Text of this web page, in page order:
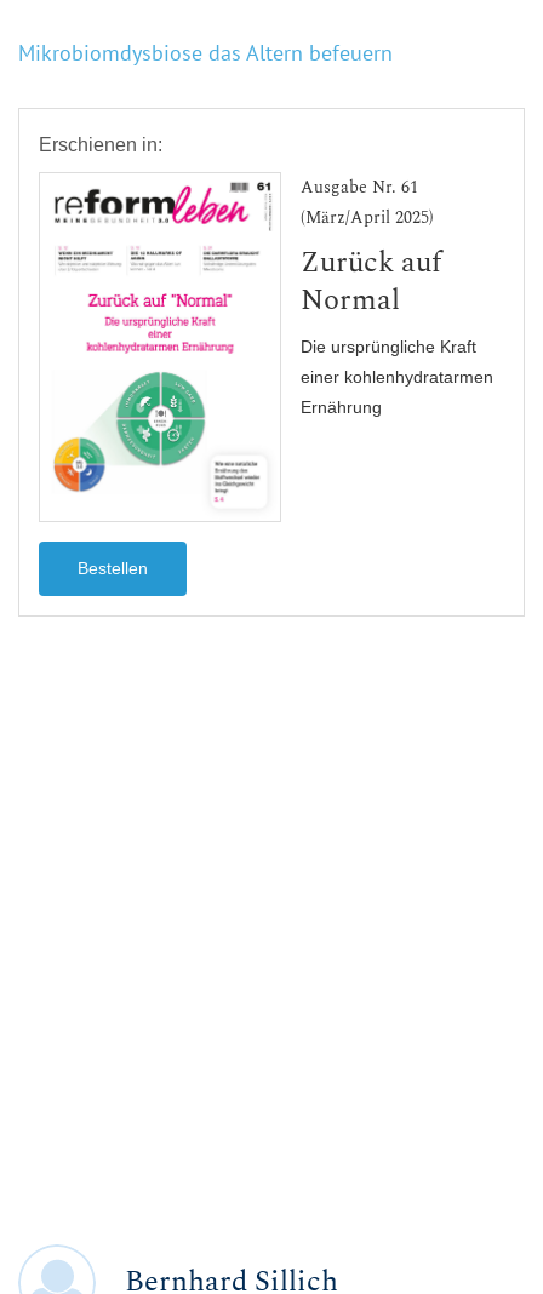
Mikrobiomdysbiose das Altern befeuern
Erschienen in:
Ausgabe Nr. 61
(März/April 2025)
Zurück auf
Normal
Die ursprüngliche Kraft
einer kohlenhydratarmen
Ernährung
Bestellen
Bernhard Sillich